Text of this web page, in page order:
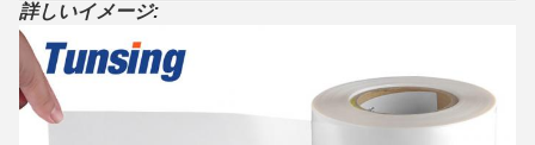
詳しいイメージ: